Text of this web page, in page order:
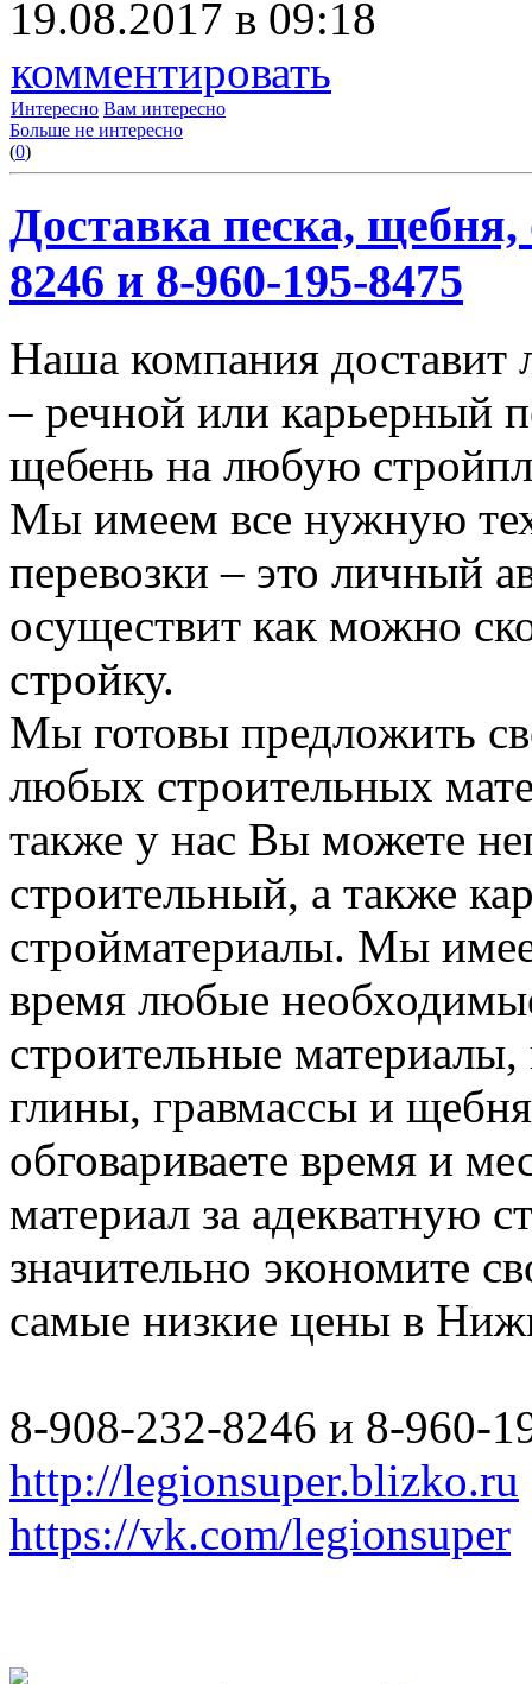
19.08.2017 в 09:18
комментировать
Интересно Вам интересно
Больше не интересно
(0)
Доставка песка, щебня,
8246 и 8-960-195-8475
Наша компания доставит
– речной или карьерный
щебень на любую
Мы имеем все нужную
перевозки – это личный
осуществит как можно
стройку.
Мы готовы предложить
любых строительных
также у нас Вы можете
строительный, а также
стройматериалы. Мы
время любые
строительные материалы,
глины, гравмассы и
обговариваете время и
материал за адекватную
значительно экономите
самые низкие цены в
8-908-232-8246 и 8-960-
http://legionsuper.blizko.ru
https://vk.com/legionsuper